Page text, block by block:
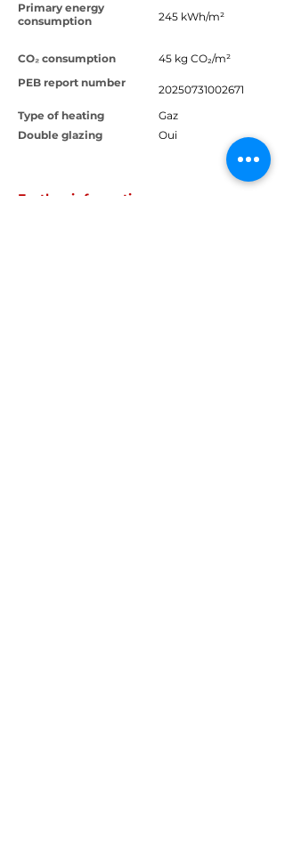
Primary energy
consumption
245 kWh/m²
CO₂ consumption
45 kg CO₂/m²
PEB report number
Type of heating
Double glazing
20250731002671
Gaz
Oui
Further information